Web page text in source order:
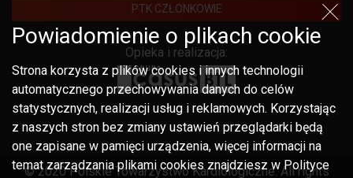
PTK CZŁONKOWIE
Opieka i realizacja:
© 2020 Polskie Towarzystwo Kardiologiczne. All rights
Powiadomienie o plikach cookie
Strona korzysta z plików cookies i innych technologii
automatycznego przechowywania danych do celów
statystycznych, realizacji usług i reklamowych. Korzystając
z naszych stron bez zmiany ustawień przeglądarki będą
one zapisane w pamięci urządzenia, więcej informacji na
temat zarządzania plikami cookies znajdziesz w Polityce